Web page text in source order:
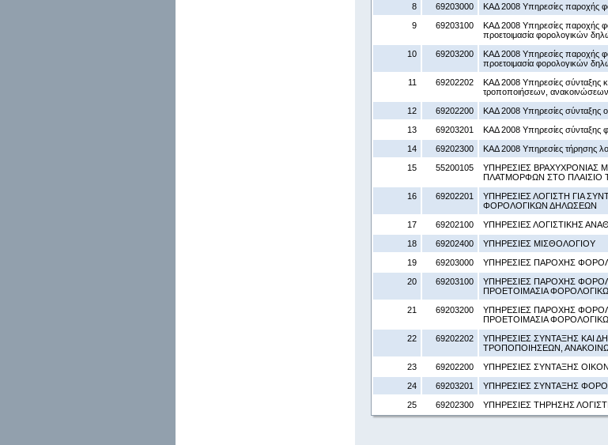
8
69203000
ΚΑΔ 2008 Υπηρεσίες παροχής
9
69203100
ΚΑΔ 2008 Υπηρεσίες παροχής
προετοιμασία φορολογικών
10
69203200
ΚΑΔ 2008 Υπηρεσίες παροχής
προετοιμασία φορολογικών
11
69202202
ΚΑΔ 2008 Υπηρεσίες σύνταξης
τροποποιήσεων,
12
69202200
ΚΑΔ 2008 Υπηρεσίες σύνταξης
13
69203201
ΚΑΔ 2008 Υπηρεσίες σύνταξης
14
69202300
ΚΑΔ 2008 Υπηρεσίες τήρησης
15
55200105
ΥΠΗΡΕΣΙΕΣ ΒΡΑΧΥΧΡΟΝΙΑΣ
ΠΛΑΤΜΟΡΦΩΝ ΣΤΟ ΠΛΑΙΣΙΟ
16
69202201
ΥΠΗΡΕΣΙΕΣ ΛΟΓΙΣΤΗ ΓΙΑ
ΦΟΡΟΛΟΓΙΚΩΝ ΔΗΛΩΣΕΩΝ
17
69202100
ΥΠΗΡΕΣΙΕΣ ΛΟΓΙΣΤΙΚΗΣ
18
69202400
ΥΠΗΡΕΣΙΕΣ ΜΙΣΘΟΛΟΓΙΟΥ
19
69203000
ΥΠΗΡΕΣΙΕΣ ΠΑΡΟΧΗΣ
20
69203100
ΥΠΗΡΕΣΙΕΣ ΠΑΡΟΧΗΣ
ΠΡΟΕΤΟΙΜΑΣΙΑ
21
69203200
ΥΠΗΡΕΣΙΕΣ ΠΑΡΟΧΗΣ
ΠΡΟΕΤΟΙΜΑΣΙΑ
22
69202202
ΥΠΗΡΕΣΙΕΣ ΣΥΝΤΑΞΗΣ ΚΑΙ
ΤΡΟΠΟΠΟΙΗΣΕΩΝ,
23
69202200
ΥΠΗΡΕΣΙΕΣ ΣΥΝΤΑΞΗΣ
24
69203201
ΥΠΗΡΕΣΙΕΣ ΣΥΝΤΑΞΗΣ
25
69202300 ΥΠΗΡΕΣΙΕΣ ΤΗΡΗΣΗΣ